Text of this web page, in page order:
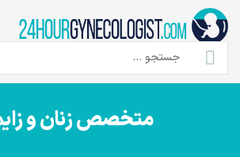
Skip
content
جستجو
برای:
متخصص زنان و